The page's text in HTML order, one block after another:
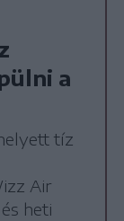
a
tíz
Air
heti